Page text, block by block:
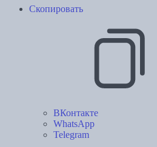
Скопировать
ВКонтакте
WhatsApp
Telegram